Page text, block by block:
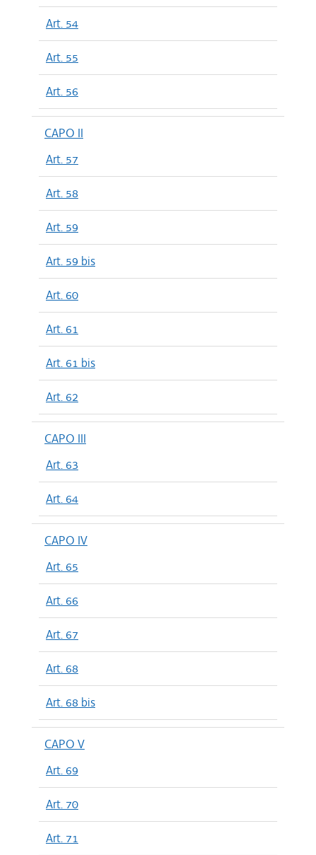
Art. 54
Art. 55
Art. 56
CAPO II
Art. 57
Art. 58
Art. 59
Art. 59 bis
Art. 60
Art. 61
Art. 61 bis
Art. 62
CAPO III
Art. 63
Art. 64
CAPO IV
Art. 65
Art. 66
Art. 67
Art. 68
Art. 68 bis
CAPO V
Art. 69
Art. 70
Art. 71